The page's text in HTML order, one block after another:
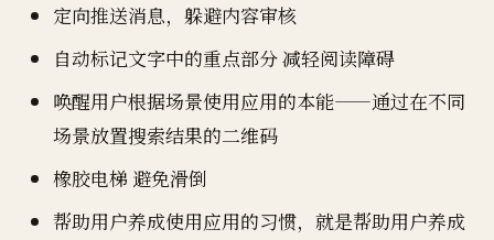
定向推送消息，躲避内容审核
自动标记文字中的重点部分 减轻阅读障碍
唤醒用户根据场景使用应用的本能——通过在不同
场景放置搜索结果的二维码
橡胶电梯 避免滑倒
帮助用户养成使用应用的习惯，就是帮助用户养成